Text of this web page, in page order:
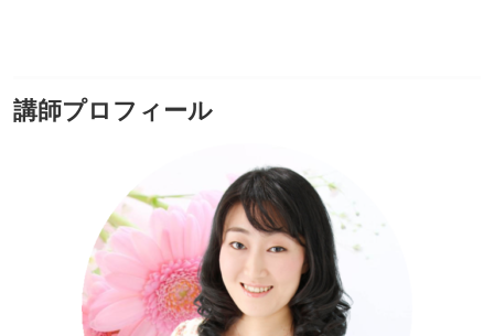
講師プロフィール